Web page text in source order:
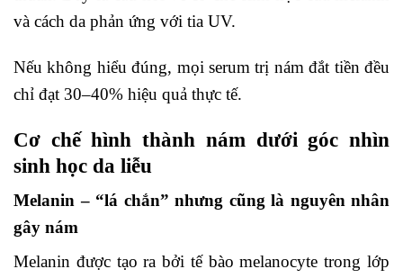
và cách da phản ứng với tia UV.
Nếu không hiểu đúng, mọi serum trị nám đắt tiền đều
chỉ đạt 30–40% hiệu quả thực tế.
Cơ chế hình thành nám dưới góc nhìn
sinh học da liễu
Melanin – “lá chắn” nhưng cũng là nguyên nhân
gây nám
Melanin được tạo ra bởi tế bào melanocyte trong lớp